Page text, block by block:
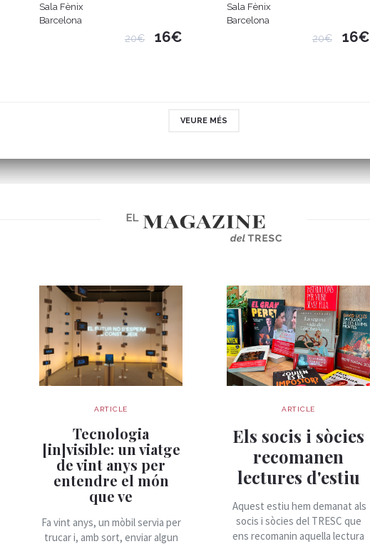
Sala Fènix
Barcelona
20€ 16€
Sala Fènix
Barcelona
20€ 16€
VEURE MÉS
ARTICLE
Tecnologia
[in]visible: un viatge
de vint anys per
entendre el món
que ve
Fa vint anys, un mòbil servia per
trucar i, amb sort, enviar algun
ARTICLE
Els socis i sòcies
recomanen
lectures d'estiu
Aquest estiu hem demanat als
socis i sòcies del TRESC que
ens recomanin aquella lectura